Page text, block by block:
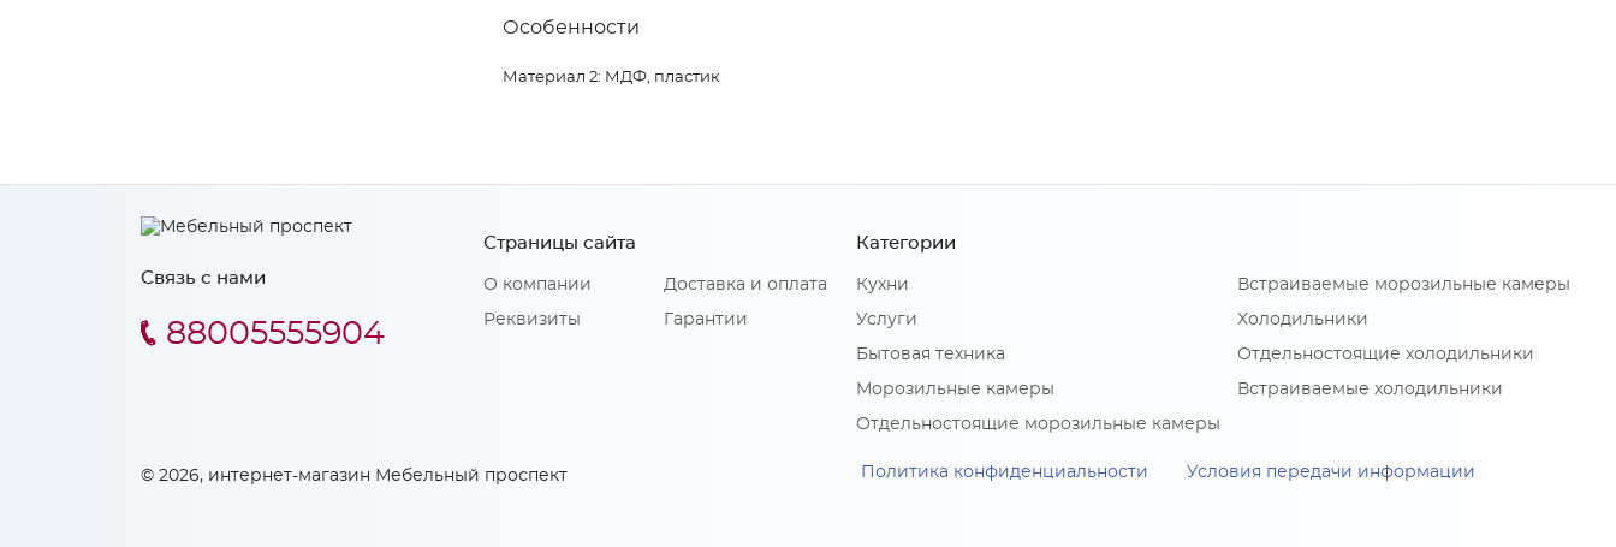
Особенности
Материал 2: МДФ, пластик
Связь с нами
88005555904
Страницы сайта
О компании
Реквизиты
Доставка и оплата
Гарантии
Категории
Кухни
Услуги
Бытовая техника
Морозильные камеры
Отдельностоящие морозильные камеры
Встраиваемые морозильные камеры
Холодильники
Отдельностоящие холодильники
Встраиваемые холодильники
© 2026, интернет-магазин Мебельный проспект Политика конфиденциальности Условия передачи информации